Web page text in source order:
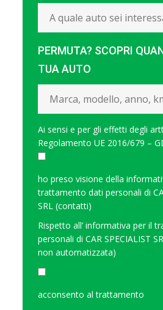
PERMUTA? SCOPRI
TUA AUTO
Ai sensi e per gli effetti degli
Regolamento UE 2016/679 –
ho preso visione della
trattamento dati personali di
SRL (contatti)
Rispetto all’ informativa per il
personali di CAR SPECIALIST
non automatizzata)
acconsento al trattamento